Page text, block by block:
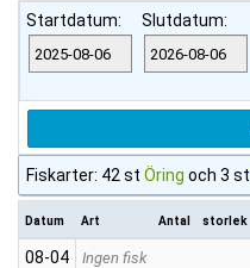
Startdatum: Slutdatum:
Fiskarter: 42 st Öring och 3 st
Datum Art Antal storlek
08‑04 Ingen fisk